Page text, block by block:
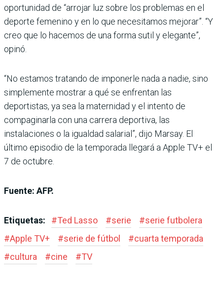
oportunidad de “arrojar luz sobre los problemas en el
deporte femenino y en lo que necesitamos mejorar”. “Y
creo que lo hacemos de una forma sutil y elegante”,
opinó.
“No estamos tratando de imponerle nada a nadie, sino
simplemente mostrar a qué se enfrentan las
deportistas, ya sea la maternidad y el intento de
compaginarla con una carrera deportiva, las
instalaciones o la igualdad salarial”, dijo Marsay. El
último episodio de la temporada llegará a Apple TV+ el
7 de octubre.
Fuente: AFP.
Etiquetas: #Ted Lasso #serie #serie futbolera
#Apple TV+ #serie de fútbol #cuarta temporada
#cultura #cine #TV